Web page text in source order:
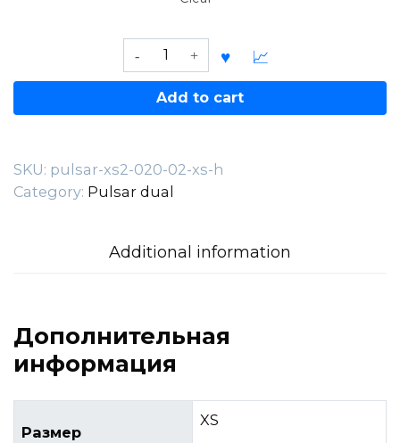
Pulsar
XS2
020.02.XS-
Add to cart
SKU: pulsar-xs2-020-02-xs-h
Category: Pulsar dual
Additional information
Дополнительная
информация
Размер
XS